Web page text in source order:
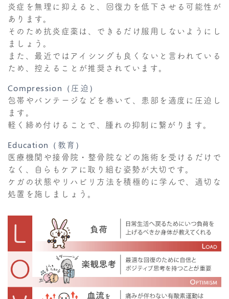
炎症を無理に抑えると、回復力を低下させる可能性が
あります。
そのため抗炎症薬は、できるだけ服用しないようにし
ましょう。
また、最近ではアイシングも良くないと言われている
ため、控えることが推奨されています。
Compression（圧迫）
包帯やバンテージなどを巻いて、患部を適度に圧迫し
ます。
軽く締め付けることで、腫れの抑制に繋がります。
Education（教育）
医療機関や接骨院・整骨院などの施術を受けるだけで
なく、自らもケアに取り組む姿勢が大切です。
ケガの状態やリハビリ方法を積極的に学んで、適切な
処置を施しましょう。